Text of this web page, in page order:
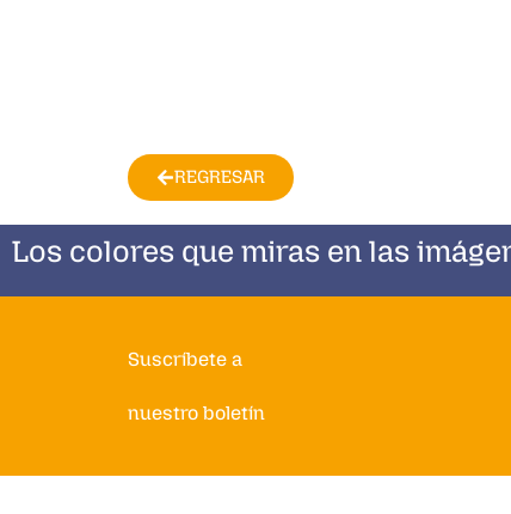
REGRESAR
Los colores que miras en las
Suscríbete a
nuestro boletín